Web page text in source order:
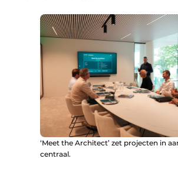
‘Meet the Architect’ zet projecten in
centraal.